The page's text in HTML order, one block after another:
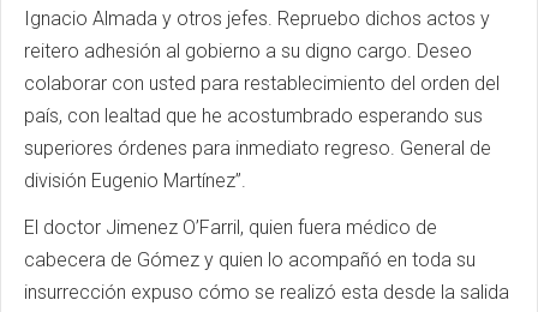
Ignacio Almada y otros jefes. Repruebo dichos actos y
reitero adhesión al gobierno a su digno cargo. Deseo
colaborar con usted para restablecimiento del orden del
país, con lealtad que he acostumbrado esperando sus
superiores órdenes para inmediato regreso. General de
división Eugenio Martínez”.
El doctor Jimenez O’Farril, quien fuera médico de
cabecera de Gómez y quien lo acompañó en toda su
insurrección expuso cómo se realizó esta desde la salida